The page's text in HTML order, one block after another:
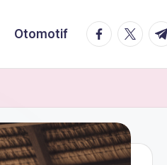
Otomotif facebook.com